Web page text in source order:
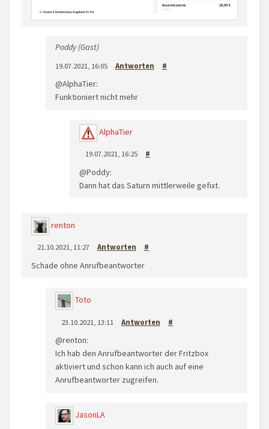
Poddy (Gast)
19.07.2021, 16:05 Antworten #
@AlphaTier:
Funktioniert nicht mehr
AlphaTier
19.07.2021, 16:25 #
@Poddy:
Dann hat das Saturn mittlerweile gefixt.
renton
21.10.2021, 11:27 Antworten #
Schade ohne Anrufbeantworter
Toto
23.10.2021, 13:11 Antworten #
@renton:
Ich hab den Anrufbeantworter der Fritzbox
aktiviert und schon kann ich auch auf eine
Anrufbeantworter zugreifen.
JasonLA